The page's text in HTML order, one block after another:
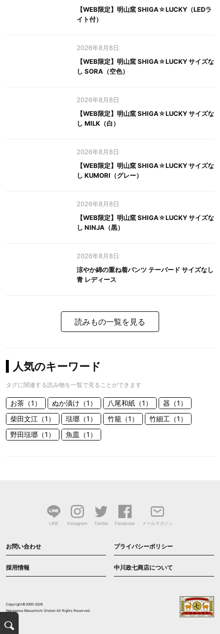
【WEB限定】明山窯 SHIGA☆LUCKY（LEDラ
イト付）
2026年8月8日
【WEB限定】明山窯 SHIGA☆LUCKY サイズな
し SORA（空色）
2026年8月8日
【WEB限定】明山窯 SHIGA☆LUCKY サイズな
し MILK（白）
2026年8月8日
【WEB限定】明山窯 SHIGA☆LUCKY サイズな
し KUMORI（グレー）
2026年8月8日
【WEB限定】明山窯 SHIGA☆LUCKY サイズな
し NINJA（黒）
2026年8月8日
涼やか綿の重ね着パンツ テーパード サイズなし
青 レディース
読みもの一覧を見る
人気のキーワード
タグに関連する読み物を一覧で見ることができます
お茶（1） ぬか漬け（1） 八尾和紙（1）
器（1）
柴田文江（1）
琺瑯（1） 竹籠（1）
竹細工（1）
野田琺瑯（1）
魚皿（1）
LINE Instagram Twitter Facebook メールマガジン
お問い合わせ プライバシーポリシー
採用情報 中川政七商店について
Copyright©2000-2026
Nakagawa Masashichi Shoten All Rights Reserved.
検